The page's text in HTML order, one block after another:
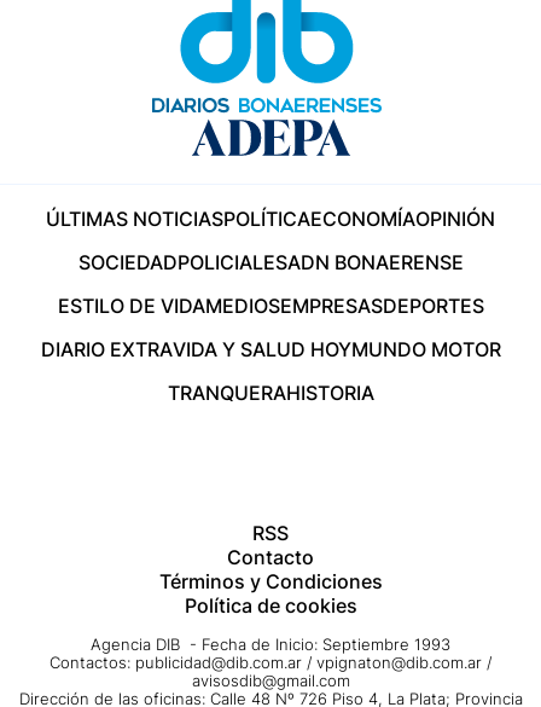
ÚLTIMAS NOTICIASPOLÍTICAECONOMÍAOPINIÓN
SOCIEDADPOLICIALESADN BONAERENSE
ESTILO DE VIDAMEDIOSEMPRESASDEPORTES
DIARIO EXTRAVIDA Y SALUD HOYMUNDO MOTOR
TRANQUERAHISTORIA
RSS
Contacto
Términos y Condiciones
Política de cookies
Agencia DIB - Fecha de Inicio: Septiembre 1993
Contactos: publicidad@dib.com.ar / vpignaton@dib.com.ar /
avisosdib@gmail.com
Dirección de las oficinas: Calle 48 Nº 726 Piso 4, La Plata; Provincia